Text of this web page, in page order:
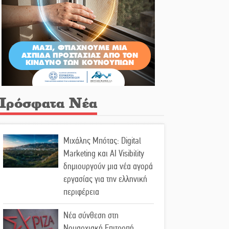
Νέα
Μιχάλης Μπότας: Digital
Marketing και AI Visibility
δημιουργούν μια νέα αγορά
εργασίας για την ελληνική
περιφέρεια
Νέα σύνθεση στη